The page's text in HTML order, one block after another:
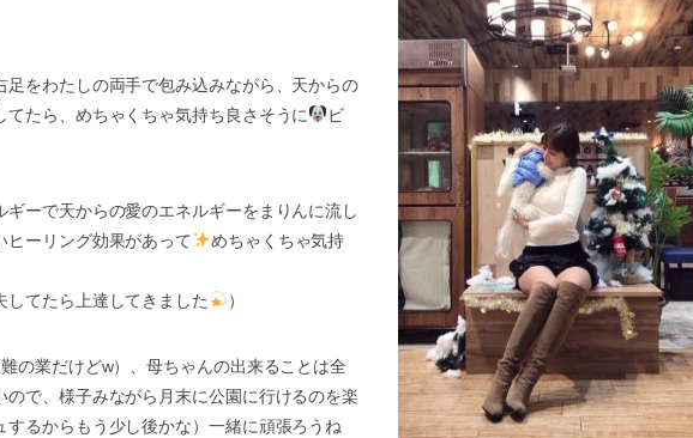
足をわたしの両手で包み込みながら、天からの
たら、めちゃくちゃ気持ち良さそうに
ビ
ーで天からの愛のエネルギーをまりんに流し
ヒーリング効果があって
めちゃくちゃ気持
してたら上達してきました
）
の業だけどw）、母ちゃんの出来ることは全
で、様子みながら月末に公園に行けるのを楽
るからもう少し後かな）一緒に頑張ろうね